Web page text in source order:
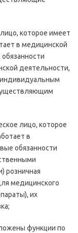
которое имеет
в медицинской
деятельности,
индивидуальным
лицо, которое
в
обязанности
розничная
медицинского
их
функции по